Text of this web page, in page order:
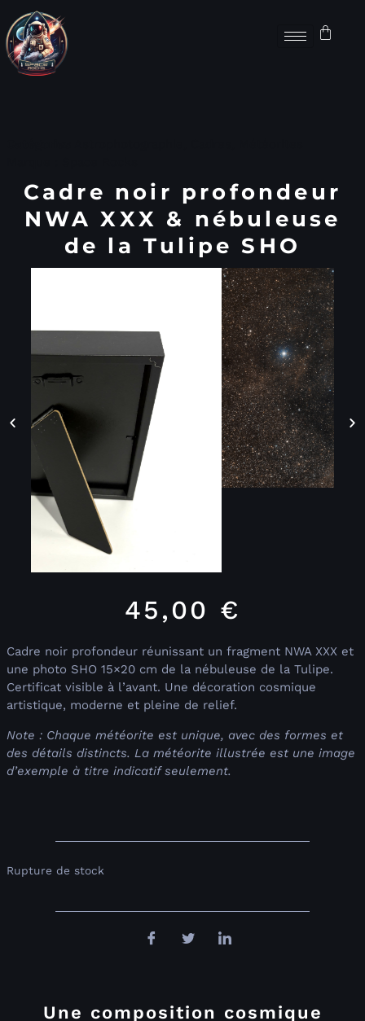
Cadre noir profondeur
NWA XXX & nébuleuse
de la Tulipe SHO
45,00 €
Cadre noir profondeur réunissant un fragment NWA XXX et
une photo SHO 15×20 cm de la nébuleuse de la Tulipe.
Certificat visible à l’avant. Une décoration cosmique
artistique, moderne et pleine de relief.
Note : Chaque météorite est unique, avec des formes et
des détails distincts. La météorite illustrée est une image
d’exemple à titre indicatif seulement.
Rupture de stock
Une composition cosmique